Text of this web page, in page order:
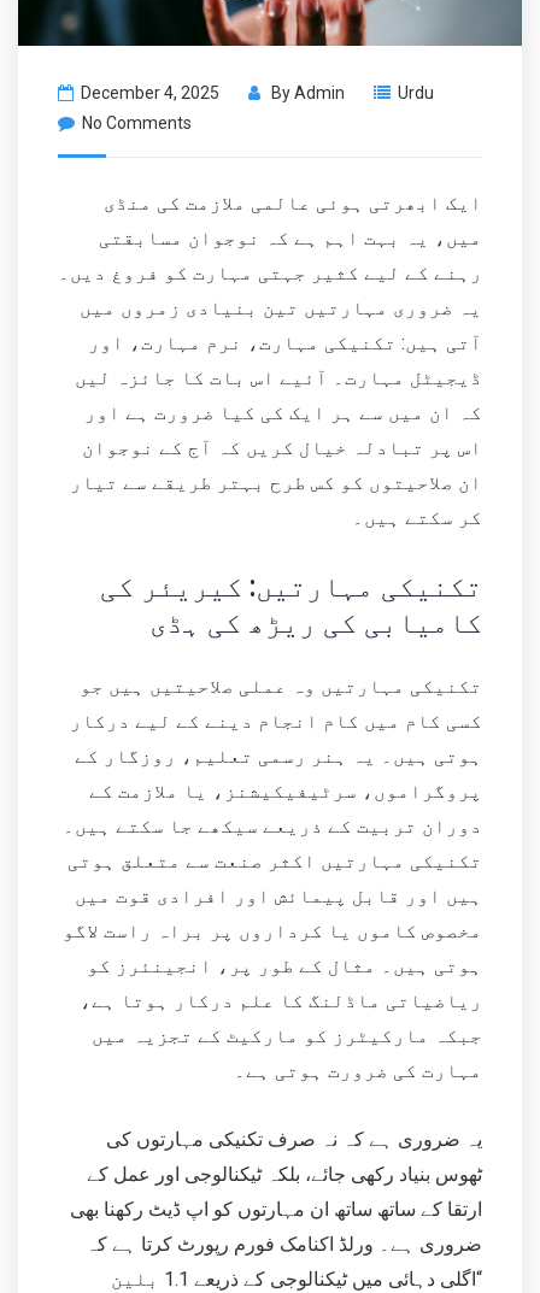
December 4, 2025 ByAdmin
Urdu
No Comments
ایک ابھرتی ہوئی عالمی ملازمت کی منڈی
میں، یہ بہت اہم ہے کہ نوجوان مسابقتی
رہنے کے لیے کثیر جہتی مہارت کو فروغ دیں۔
یہ ضروری مہارتیں تین بنیادی زمروں میں
آتی ہیں: تکنیکی مہارت، نرم مہارت، اور
ڈیجیٹل مہارت۔ آئیے اس بات کا جائزہ لیں
کہ ان میں سے ہر ایک کی کیا ضرورت ہے اور
اس پر تبادلہ خیال کریں کہ آج کے نوجوان
ان صلاحیتوں کو کس طرح بہتر طریقے سے تیار
کر سکتے ہیں۔
تکنیکی مہارتیں: کیریئر کی
کامیابی کی ریڑھ کی ہڈی
تکنیکی مہارتیں وہ عملی صلاحیتیں ہیں جو
کسی کام میں کام انجام دینے کے لیے درکار
ہوتی ہیں۔ یہ ہنر رسمی تعلیم، روزگار کے
پروگراموں، سرٹیفیکیشنز، یا ملازمت کے
دوران تربیت کے ذریعے سیکھے جا سکتے ہیں۔
تکنیکی مہارتیں اکثر صنعت سے متعلق ہوتی
ہیں اور قابل پیمائش اور افرادی قوت میں
مخصوص کاموں یا کرداروں پر براہ راست لاگو
ہوتی ہیں۔ مثال کے طور پر، انجینئرز کو
ریاضیاتی ماڈلنگ کا علم درکار ہوتا ہے،
جبکہ مارکیٹرز کو مارکیٹ کے تجزیہ میں
مہارت کی ضرورت ہوتی ہے۔
یہ ضروری ہے کہ نہ صرف تکنیکی مہارتوں کی
ٹھوس بنیاد رکھی جائے، بلکہ ٹیکنالوجی اور عمل کے
ارتقا کے ساتھ ساتھ ان مہارتوں کو اپ ڈیٹ رکھنا بھی
ضروری ہے۔ ورلڈ اکنامک فورم رپورٹ کرتا ہے کہ
“اگلی دہائی میں ٹیکنالوجی کے ذریعے 1.1 بلین